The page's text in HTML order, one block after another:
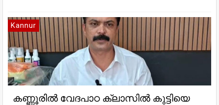
Kannur
കണ്ണൂരിൽ വേദപാഠ ക്ലാസിൽ കുട്ടിയെ